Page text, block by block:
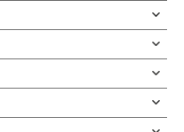
ปัด รับประกันวาล์วน้ำไม่รั่ว
ทนทาน การเปิด-ปิด น้ำ
ภายนอกอาคาร ปากก๊อก
นาน 1 นาที เพื่อให้แรงน้ำพัด